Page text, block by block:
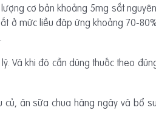
cơ bản khoảng 5mg sắt
ở mức liều đáp ứng khoảng 70-
Và khi đó cần dùng thuốc theo
ăn sữa chua hàng ngày và bổ